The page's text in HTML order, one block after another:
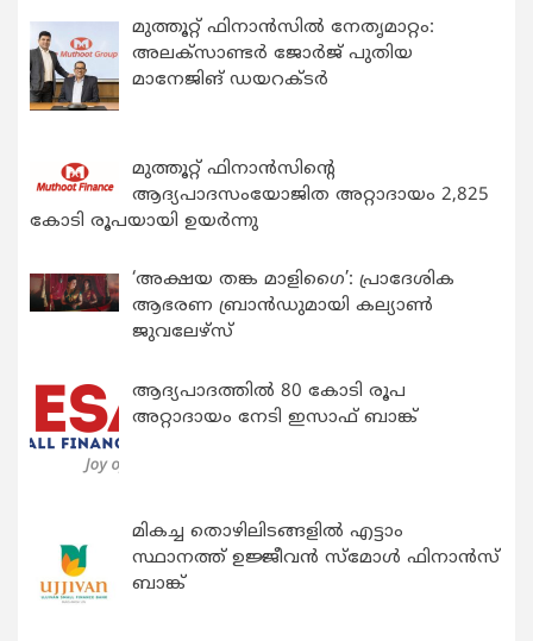
മുത്തൂറ്റ് ഫിനാൻസിൽ നേതൃമാറ്റം:
അലക്സാണ്ടർ ജോർജ് പുതിയ
മാനേജിങ് ഡയറക്ടർ
മുത്തൂറ്റ് ഫിനാൻസിന്റെ
ആദ്യപാദസംയോജിത അറ്റാദായം 2,825
കോടി രൂപയായി ഉയർന്നു
‘അക്ഷയ തങ്ക മാളിഗൈ’: പ്രാദേശിക
ആഭരണ ബ്രാന്‍ഡുമായി കല്യാണ്‍
ജുവലേഴ്‌സ്
ആദ്യപാദത്തിൽ 80 കോടി രൂപ
അറ്റാദായം നേടി ഇസാഫ് ബാങ്ക്
മികച്ച തൊഴിലിടങ്ങളിൽ എട്ടാം
സ്ഥാനത്ത് ഉജ്ജീവൻ സ്മോൾ ഫിനാൻസ്
ബാങ്ക്